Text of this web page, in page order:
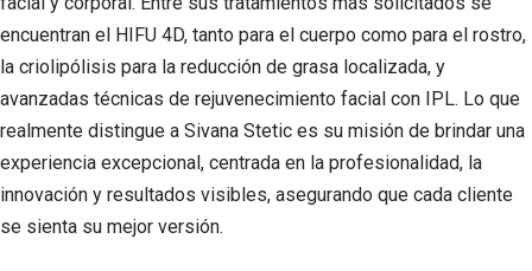
encuentran el HIFU 4D, tanto para el cuerpo como para el rostro,
la criolipólisis para la reducción de grasa localizada, y
avanzadas técnicas de rejuvenecimiento facial con IPL. Lo que
realmente distingue a Sivana Stetic es su misión de brindar una
experiencia excepcional, centrada en la profesionalidad, la
innovación y resultados visibles, asegurando que cada cliente
se sienta su mejor versión.